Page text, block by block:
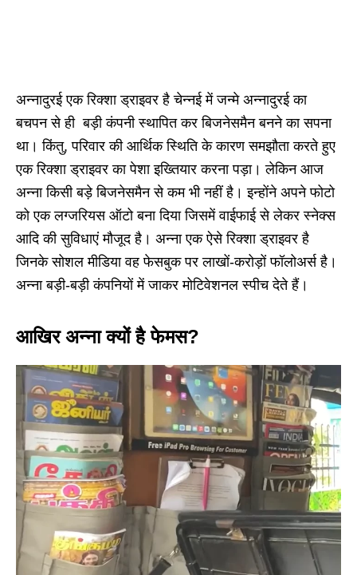
अन्नादुरई एक रिक्शा ड्राइवर है चेन्नई में जन्मे अन्नादुरई का
बचपन से ही बड़ी कंपनी स्थापित कर बिजनेसमैन बनने का सपना
था। किंतु, परिवार की आर्थिक स्थिति के कारण समझौता करते हुए
एक रिक्शा ड्राइवर का पेशा इख्तियार करना पड़ा। लेकिन आज
अन्ना किसी बड़े बिजनेसमैन से कम भी नहीं है। इन्होंने अपने फोटो
को एक लग्जरियस ऑटो बना दिया जिसमें वाईफाई से लेकर स्नेक्स
आदि की सुविधाएं मौजूद है। अन्ना एक ऐसे रिक्शा ड्राइवर है
जिनके सोशल मीडिया वह फेसबुक पर लाखों-करोड़ों फॉलोअर्स है।
अन्ना बड़ी-बड़ी कंपनियों में जाकर मोटिवेशनल स्पीच देते हैं।
आखिर अन्ना क्यों है फेमस?